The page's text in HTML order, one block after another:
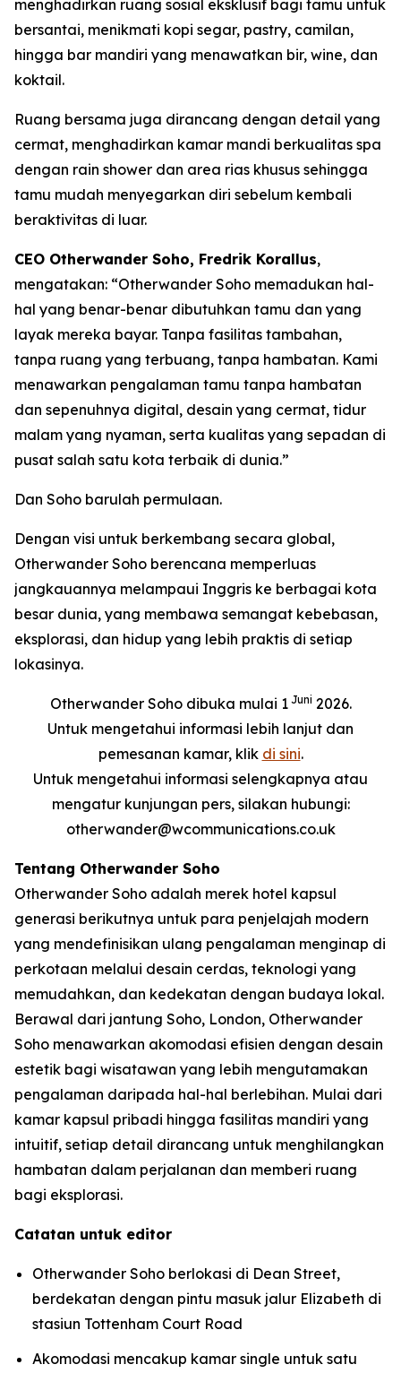
menghadirkan ruang sosial eksklusif bagi tamu untuk
bersantai, menikmati kopi segar, pastry, camilan,
hingga bar mandiri yang menawatkan bir, wine, dan
koktail.
Ruang bersama juga dirancang dengan detail yang
cermat, menghadirkan kamar mandi berkualitas spa
dengan rain shower dan area rias khusus sehingga
tamu mudah menyegarkan diri sebelum kembali
beraktivitas di luar.
CEO Otherwander Soho, Fredrik Korallus,
mengatakan: “Otherwander Soho memadukan hal-
hal yang benar-benar dibutuhkan tamu dan yang
layak mereka bayar. Tanpa fasilitas tambahan,
tanpa ruang yang terbuang, tanpa hambatan. Kami
menawarkan pengalaman tamu tanpa hambatan
dan sepenuhnya digital, desain yang cermat, tidur
malam yang nyaman, serta kualitas yang sepadan di
pusat salah satu kota terbaik di dunia.”
Dan Soho barulah permulaan.
Dengan visi untuk berkembang secara global,
Otherwander Soho berencana memperluas
jangkauannya melampaui Inggris ke berbagai kota
besar dunia, yang membawa semangat kebebasan,
eksplorasi, dan hidup yang lebih praktis di setiap
lokasinya.
Otherwander Soho dibuka mulai 1 Juni 2026.
Untuk mengetahui informasi lebih lanjut dan
pemesanan kamar, klik di sini.
Untuk mengetahui informasi selengkapnya atau
mengatur kunjungan pers, silakan hubungi:
otherwander@wcommunications.co.uk
Tentang Otherwander Soho
Otherwander Soho adalah merek hotel kapsul
generasi berikutnya untuk para penjelajah modern
yang mendefinisikan ulang pengalaman menginap di
perkotaan melalui desain cerdas, teknologi yang
memudahkan, dan kedekatan dengan budaya lokal.
Berawal dari jantung Soho, London, Otherwander
Soho menawarkan akomodasi efisien dengan desain
estetik bagi wisatawan yang lebih mengutamakan
pengalaman daripada hal-hal berlebihan. Mulai dari
kamar kapsul pribadi hingga fasilitas mandiri yang
intuitif, setiap detail dirancang untuk menghilangkan
hambatan dalam perjalanan dan memberi ruang
bagi eksplorasi.
Catatan untuk editor
Otherwander Soho berlokasi di Dean Street,
berdekatan dengan pintu masuk jalur Elizabeth di
stasiun Tottenham Court Road
Akomodasi mencakup kamar single untuk satu